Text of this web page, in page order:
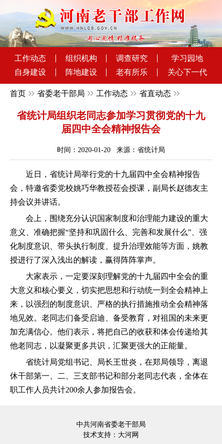
工作动态 组织机构 调查研究
学习园地
自身建设
阵地建设 老有所乐 关心下一代
首页 省委老干部局 工作动态 省直动态
省统计局组织老同志参加学习贯彻党的十九
届四中全会精神报告会
时间：2020-01-20 来源：省统计局
近日，省统计局举行党的十九届四中全会精神报告
会，特邀省委党校姚巧华教授莅会授课，副局长赵德友主
持会议并讲话。
会上，围绕充分认识国家制度和治理能力建设的重大
意义、准确把握“坚持和巩固什么、完善和发展什么”、强
化制度意识、带头执行制度、提升治理效能等方面，姚教
授进行了深入浅出的解读，赢得阵阵掌声。
大家表示，一定要深刻理解党的十九届四中全会的重
大意义和核心要义，切实把思想和行动统一到全会精神上
来，以强烈的制度意识、严格的执行措施推动全会精神落
地见效。老同志们备受启迪、备受教育，对祖国的未来更
加充满信心。他们表示，将把自己的收获和体会传递给其
他老同志，以凝聚更多共识，汇聚更强大的正能量。
省统计局党组书记、局长王世炎，在郑局领导，离退
休干部第一、二、三支部书记和部分老同志代表，全体在
职工作人员共计200余人参加报告会。
中共河南省委老干部局
技术支持： 大河网